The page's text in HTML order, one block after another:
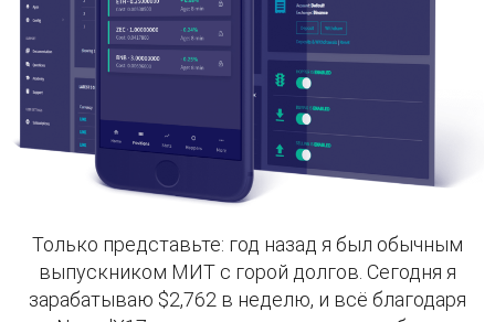
Только представьте: год назад я был обычным
выпускником МИТ с горой долгов. Сегодня я
зарабатываю $2,762 в неделю, и всё благодаря